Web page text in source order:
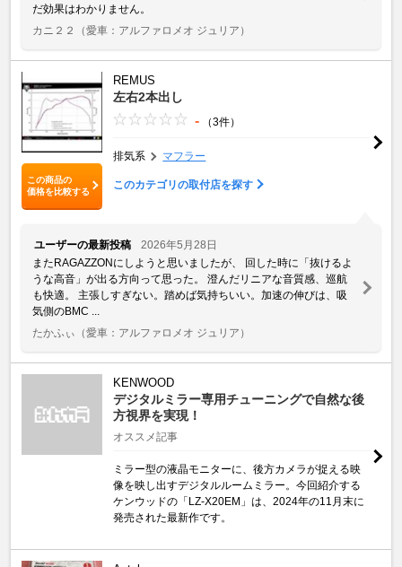
だ効果はわかりません。
カニ２２
（愛車：アルファロメオ ジュリア）
この商品の
価格を比較する
REMUS
左右2本出し
- （3件）
排気系 マフラー
このカテゴリの取付店を探す
ユーザーの最新投稿
2026年5月28日
またRAGAZZONにしようと思いましたが、 回した時に「抜けるよ
うな高音」が出る方向って思った。 澄んだリニアな音質感、巡航
も快適。 主張しすぎない。踏めば気持ちいい。加速の伸びは、吸
気側のBMC ...
たかふぃ （愛車：アルファロメオ ジュリア）
KENWOOD
デジタルミラー専用チューニングで自然な後
方視界を実現！
オススメ記事
ミラー型の液晶モニターに、後方カメラが捉える映
像を映し出すデジタルルームミラー。今回紹介する
ケンウッドの「LZ-X20EM」は、2024年の11月末に
発売された最新作です。